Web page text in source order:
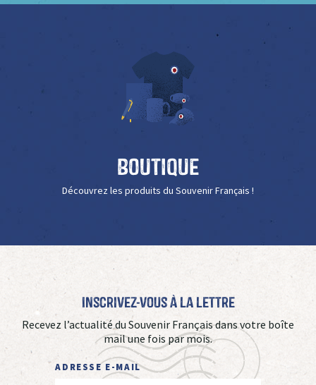
Boutique
Découvrez les produits du Souvenir Français !
Inscrivez-vous à La Lettre
Recevez l’actualité du Souvenir Français dans votre boîte
mail une fois par mois.
ADRESSE E-MAIL